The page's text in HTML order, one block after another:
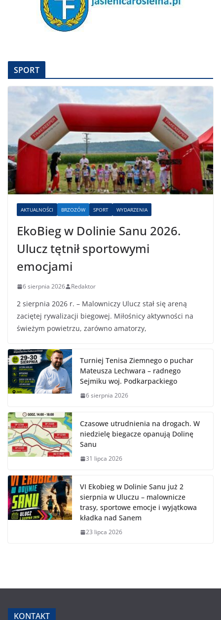
SPORT
AKTUALNOŚCI BRZOZÓW SPORT WYDARZENIA
EkoBieg w Dolinie Sanu 2026.
Ulucz tętnił sportowymi
emocjami
6 sierpnia 2026 Redaktor
2 sierpnia 2026 r. – Malowniczy Ulucz stał się areną
zaciętej rywalizacji biegowej. Miłośnicy aktywności na
świeżym powietrzu, zarówno amatorzy,
Turniej Tenisa Ziemnego o puchar
Mateusza Lechwara – radnego
Sejmiku woj. Podkarpackiego
6 sierpnia 2026
Czasowe utrudnienia na drogach. W
niedzielę biegacze opanują Dolinę
Sanu
31 lipca 2026
VI Ekobieg w Dolinie Sanu już 2
sierpnia w Uluczu – malownicze
trasy, sportowe emocje i wyjątkowa
kładka nad Sanem
23 lipca 2026
KONTAKT